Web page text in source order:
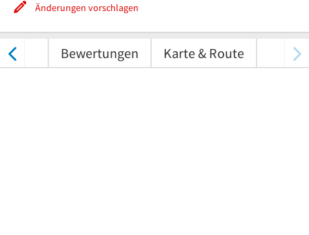
Änderungen vorschlagen
Bewertungen Karte & Route